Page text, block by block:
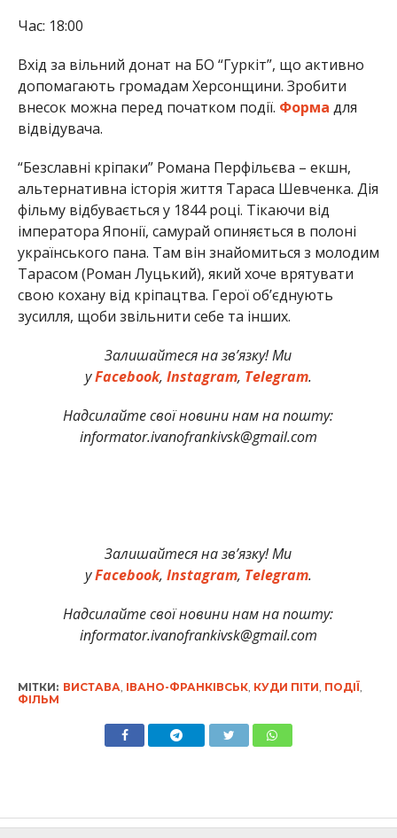
Час: 18:00
Вхід за вільний донат на БО “Гуркіт”, що активно
допомагають громадам Херсонщини. Зробити
внесок можна перед початком події. Форма для
відвідувача.
“Безславні кріпаки” Романа Перфільєва – екшн,
альтернативна історія життя Тараса Шевченка. Дія
фільму відбувається у 1844 році. Тікаючи від
імператора Японії, самурай опиняється в полоні
українського пана. Там він знайомиться з молодим
Тарасом (Роман Луцький), який хоче врятувати
свою кохану від кріпацтва. Герої об’єднують
зусилля, щоби звільнити себе та інших.
Залишайтеся на зв’язку! Ми
уFacebook, Instagram, Telegram.
Надсилайте свої новини нам на пошту:
informator.ivanofrankivsk@gmail.com
Залишайтеся на зв’язку! Ми
уFacebook, Instagram, Telegram.
Надсилайте свої новини нам на пошту:
informator.ivanofrankivsk@gmail.com
МІТКИ: ВИСТАВА ІВАНО-ФРАНКІВСЬК, КУДИ ПІТИ ПОДІЇ,
ФІЛЬМ